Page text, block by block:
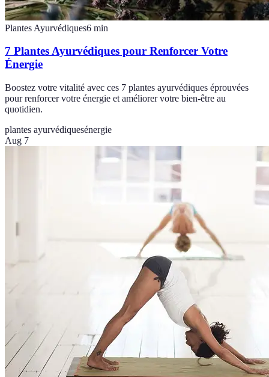
Plantes Ayurvédiques6 min
7 Plantes Ayurvédiques pour Renforcer Votre
Énergie
Boostez votre vitalité avec ces 7 plantes ayurvédiques éprouvées
pour renforcer votre énergie et améliorer votre bien-être au
quotidien.
plantes ayurvédiquesénergie
Aug 7